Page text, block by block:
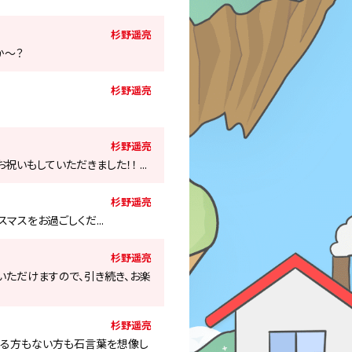
杉野遥亮
？
杉野遥亮
杉野遥亮
いもしていただきました！！ ...
杉野遥亮
マスをお過ごしくだ...
杉野遥亮
だけますので、引き続き、お楽
杉野遥亮
る方もない方も石言葉を想像し